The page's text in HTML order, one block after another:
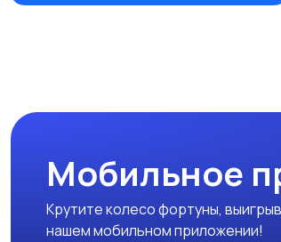
Мобильное
Крутите колесо фортуны,
нашем мобильном приложении!